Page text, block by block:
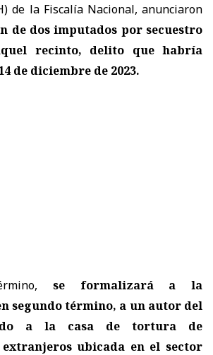
de la Fiscalía Nacional, anunciaron
de dos imputados por secuestro
recinto, delito que habría
de diciembre de 2023.
se formalizará a la
segundo término, a un autor del
a la casa de tortura de
extranjeros ubicada en el sector